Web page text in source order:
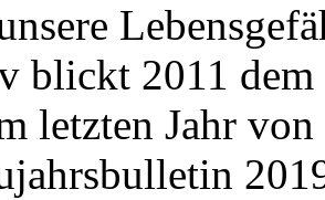
blickt 2011
letzten Jahr